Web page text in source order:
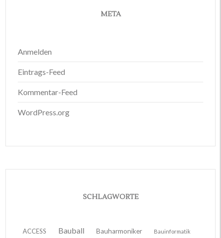
META
Anmelden
Eintrags-Feed
Kommentar-Feed
WordPress.org
SCHLAGWORTE
ACCESS Bauball Bauharmoniker Bauinformatik